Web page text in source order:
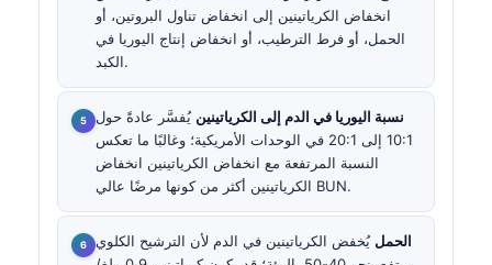
انخفاض الكرياتينين إلى انخفاض تناول البروتين، أو
الحمل، أو فرط الترطيب، أو انخفاض إنتاج اليوريا في
الكبد.
نسبة اليوريا في الدم إلى الكرياتينين يُفسَّر عادةً حول
10:1 إلى 20:1 في الوحدات الأمريكية؛ وغالبًا ما تعكس
النسبة المرتفعة مع انخفاض الكرياتينين انخفاض
الكرياتينين أكثر من كونها مرضًا عالي BUN.
الحمل يُخفض الكرياتينين في الدم لأن الترشيح الكلوي